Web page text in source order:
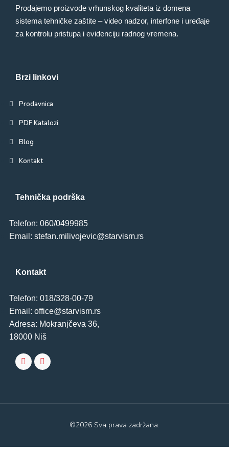
Prodajemo proizvode vrhunskog kvaliteta iz domena
sistema tehničke zaštite – video nadzor, interfone i uređaje
za kontrolu pristupa i evidenciju radnog vremena.
Brzi linkovi
Prodavnica
PDF Katalozi
Blog
Kontakt
Tehnička podrška
Telefon: 060/0499985
Email: stefan.milivojevic@starvism.rs
Kontakt
Telefon: 018/328-00-79
Email: office@starvism.rs
Adresa: Mokranjčeva 36,
18000 Niš
©2026 Sva prava zadržana.